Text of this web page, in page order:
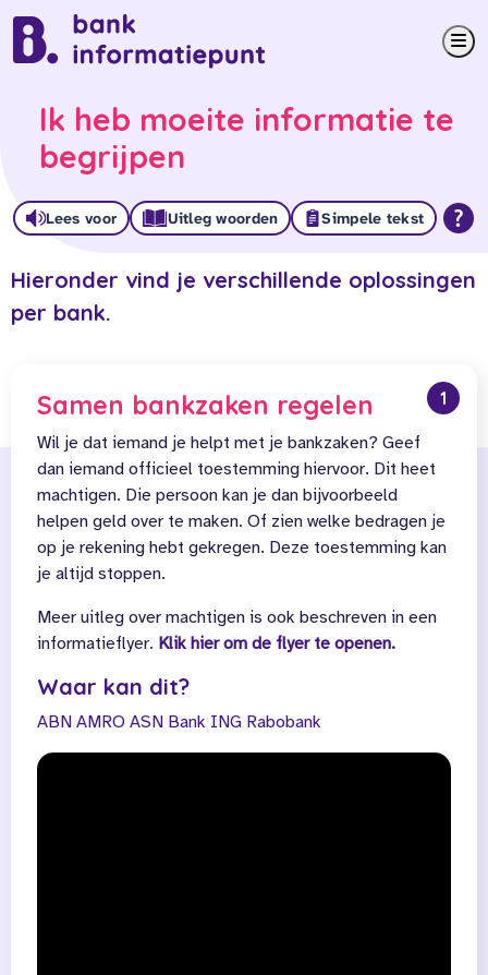
Ik heb moeite informatie te
begrijpen
Lees voor Uitleg woorden Simpele tekst
Hieronder vind je verschillende oplossingen
per bank.
1
Samen bankzaken regelen
Wil je dat iemand je helpt met je bankzaken? Geef
dan iemand officieel toestemming hiervoor. Dit heet
machtigen. Die persoon kan je dan bijvoorbeeld
helpen geld over te maken. Of zien welke bedragen je
op je rekening hebt gekregen. Deze toestemming kan
je altijd stoppen.
Meer uitleg over machtigen is ook beschreven in een
informatieflyer. Klik hier om de flyer te openen.
Waar kan dit?
ABN AMRO ASN Bank ING Rabobank